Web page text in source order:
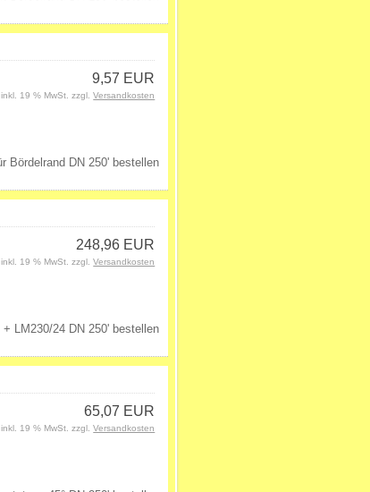
9,57 EUR
inkl. 19 % MwSt. zzgl.Versandkosten
248,96 EUR
inkl. 19 % MwSt. zzgl.Versandkosten
65,07 EUR
inkl. 19 % MwSt. zzgl.Versandkosten